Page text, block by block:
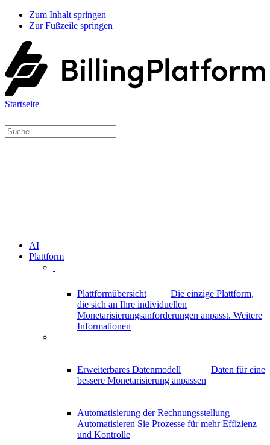
Zum Inhalt springen
Zur Fußzeile springen
Startseite
AI
Plattform
Plattformübersicht
Die einzige Plattform,
die sich an Ihre individuellen
Monetarisierungsanforderungen anpasst. Weitere
Informationen
Erweiterbares Datenmodell
Daten für eine
bessere Monetarisierung anpassen
Automatisierung der Rechnungsstellung
Automatisieren Sie Prozesse für mehr Effizienz
und Kontrolle